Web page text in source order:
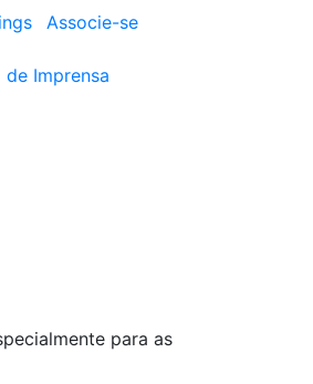
Associe-se
de Imprensa
para as